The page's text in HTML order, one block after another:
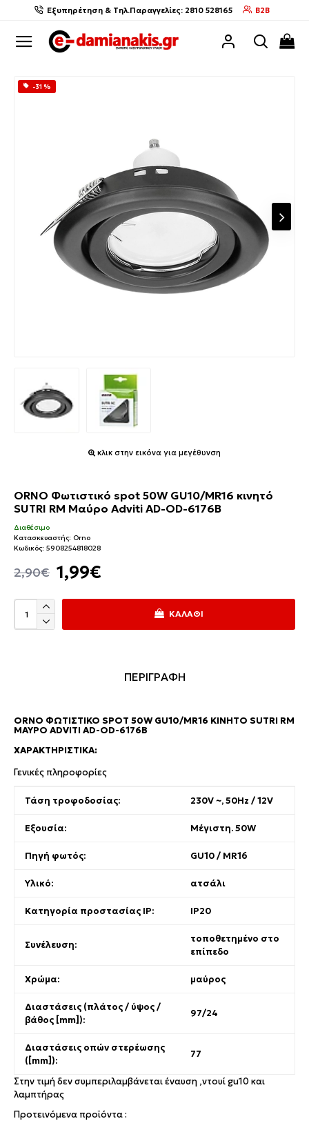
Εξυπηρέτηση & Τηλ.Παραγγελίες: 2810 528165 B2B
-31 %
κλικ στην εικόνα για μεγέθυνση
ORNO Φωτιστικό spot 50W GU10/MR16 κινητό
SUTRI RM Μαύρο Adviti AD-OD-6176B
1,99€
2,90€
Διαθέσιμο
Κατασκευαστής: Orno
Κωδικός: 5908254818028
ΚΑΛΆΘΙ
ΠΕΡΙΓΡΑΦΗ
ORNO ΦΩΤΙΣΤΙΚΌ SPOT 50W GU10/MR16 ΚΙΝΗΤΌ SUTRI RM
ΜΑΎΡΟ ADVITI AD-OD-6176B
ΧΑΡΑΚΤΗΡΙΣΤΙΚΆ:
Γενικές πληροφορίες
Τάση τροφοδοσίας: 230V ~, 50Hz / 12V
Εξουσία: Μέγιστη. 50W
Πηγή φωτός: GU10 / MR16
Υλικό: ατσάλι
Κατηγορία προστασίας IP: IP20
Συνέλευση:
τοποθετημένο στο
επίπεδο
Χρώμα: μαύρος
Διαστάσεις (πλάτος / ύψος /
βάθος [mm]):
97/24
Διαστάσεις οπών στερέωσης
([mm]):
77
Στην τιμή δεν συμπεριλαμβάνεται έναυση ,ντουί gu10 και
λαμπτήρας
Προτεινόμενα προϊόντα :